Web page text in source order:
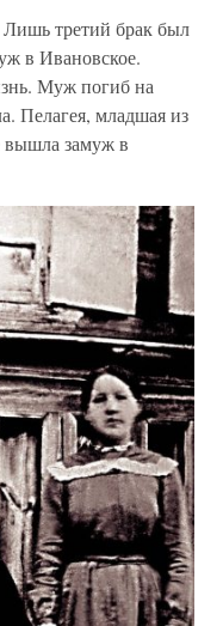
третий брак был
в Ивановское.
Муж погиб на
Пелагея, младшая из
вышла замуж в